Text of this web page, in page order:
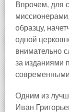
Впрочем, для
образцу,
одной
внимательно
за изданиями
Одним из
Иван